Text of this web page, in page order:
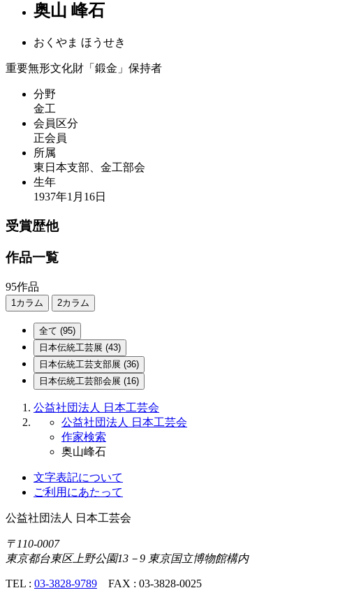
奥山 峰石
おくやま ほうせき
重要無形文化財「鍛金」保持者
分野
金工
会員区分
正会員
所属
東日本支部、金工部会
生年
1937年1月16日
受賞歴他
作品一覧
95作品
1カラム 2カラム
全て (95)
日本伝統工芸展 (43)
日本伝統工芸支部展 (36)
日本伝統工芸部会展 (16)
公益社団法人 日本工芸会
公益社団法人 日本工芸会
作家検索
奥山峰石
文字表記について
ご利用にあたって
公益社団法人 日本工芸会
〒110-0007
東京都台東区上野公園13－9 東京国立博物館構内
TEL : 03-3828-9789 FAX : 03-3828-0025